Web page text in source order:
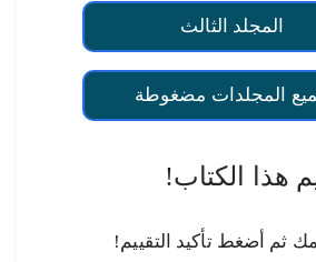
المجلد الثالث
المجلدات مضغوطة
هذا الكتاب!
ثم أضغط تأكيد التقييم!